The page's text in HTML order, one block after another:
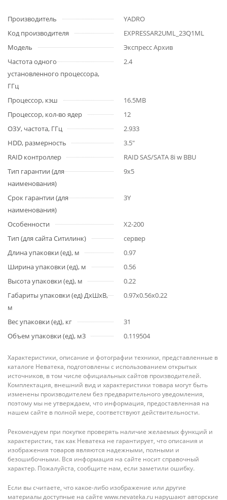
Производитель
YADRO
Код производителя
EXPRESSAR2UML_23Q1ML
Модель
Экспресс Архив
Частота одного
установленного процессора,
ГГц
2.4
Процессор, кэш
16.5MB
Процессор, кол-во ядер
12
ОЗУ, частота, ГГц
2.933
HDD, размерность
3.5"
RAID контроллер
RAID SAS/SATA 8i w BBU
Тип гарантии (для
наименования)
9x5
Срок гарантии (для
наименования)
3Y
Особенности
X2-200
Тип (для сайта Ситилинк)
сервер
Длина упаковки (ед), м
0.97
Ширина упаковки (ед), м
0.56
Высота упаковки (ед), м
0.22
Габариты упаковки (ед) ДхШхВ,
м
0.97x0.56x0.22
Вес упаковки (ед), кг
31
Объем упаковки (ед), м3
0.119504
Характеристики, описание и фотографии техники, представленные в
каталоге Неватека, подготовлены с использованием открытых
источников, в том числе официальных сайтов производителей.
Комплектация, внешний вид и характеристики товара могут быть
изменены производителем без предварительного уведомления,
поэтому мы не утверждаем, что информация, предоставленная на
нашем сайте в полной мере, соответствуют действительности.
Рекомендуем при покупке проверять наличие желаемых функций и
характеристик, так как Неватека не гарантирует, что описания и
изображения товаров являются надежными, полными и
безошибочными. Вся информация на сайте носит справочный
характер. Пожалуйста, сообщите нам, если заметили ошибку.
Если вы считаете, что какое-либо изображение или другие
материалы доступные на сайте www.nevateka.ru нарушают авторские